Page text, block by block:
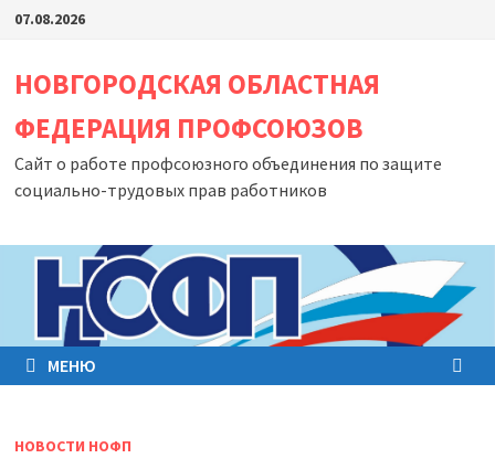
Перейти
содержимому
07.08.2026
НОВГОРОДСКАЯ ОБЛАСТНАЯ
ФЕДЕРАЦИЯ ПРОФСОЮЗОВ
Сайт о работе профсоюзного объединения по защите
социально-трудовых прав работников
МЕНЮ
НОВОСТИ НОФП